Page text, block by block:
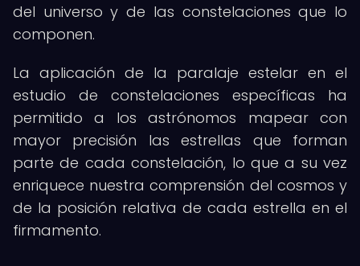
del universo y de las constelaciones que lo
componen.
La aplicación de la paralaje estelar en el
estudio de constelaciones específicas ha
permitido a los astrónomos mapear con
mayor precisión las estrellas que forman
parte de cada constelación, lo que a su vez
enriquece nuestra comprensión del cosmos y
de la posición relativa de cada estrella en el
firmamento.